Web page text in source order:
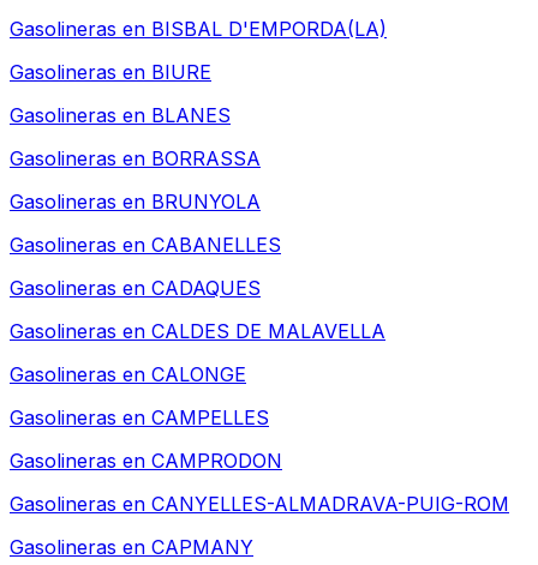
Gasolineras en BISBAL D'EMPORDA(LA)
Gasolineras en BIURE
Gasolineras en BLANES
Gasolineras en BORRASSA
Gasolineras en BRUNYOLA
Gasolineras en CABANELLES
Gasolineras en CADAQUES
Gasolineras en CALDES DE MALAVELLA
Gasolineras en CALONGE
Gasolineras en CAMPELLES
Gasolineras en CAMPRODON
Gasolineras en CANYELLES-ALMADRAVA-PUIG-ROM
Gasolineras en CAPMANY